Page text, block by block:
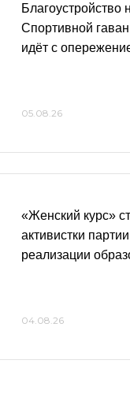
Благоустройство
Спортивной
идёт с
05.08.26
«Женский курс»
активистки
реализации
04.08.26